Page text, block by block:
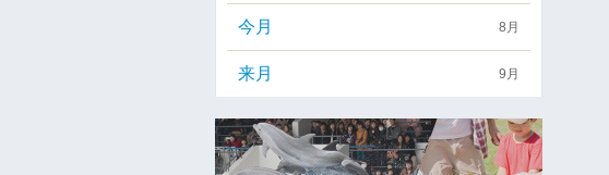
今月 8月
来月 9月